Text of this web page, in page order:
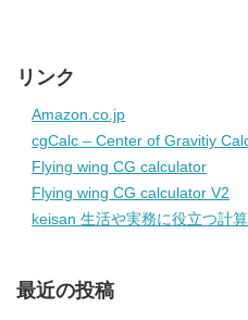
リンク
Amazon.co.jp
cgCalc – Center of Gravitiy
Flying wing CG calculator
Flying wing CG calculator V2
keisan 生活や実務に役立つ計
最近の投稿